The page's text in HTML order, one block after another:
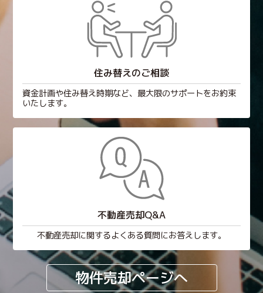
住み替えのご相談
資金計画や住み替え時期など、最大限のサポートをお約束
いたします。
不動産売却Q&A
不動産売却に関するよくある質問にお答えします。
物件売却ページへ